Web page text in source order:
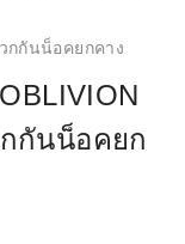
กกันน็อคยกคาง
กกันน็อคยก